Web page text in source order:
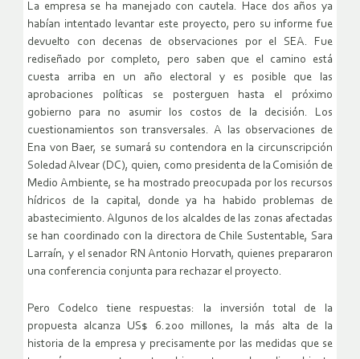
La empresa se ha manejado con cautela. Hace dos años ya
habían intentado levantar este proyecto, pero su informe fue
devuelto con decenas de observaciones por el SEA. Fue
rediseñado por completo, pero saben que el camino está
cuesta arriba en un año electoral y es posible que las
aprobaciones políticas se posterguen hasta el próximo
gobierno para no asumir los costos de la decisión. Los
cuestionamientos son transversales. A las observaciones de
Ena von Baer, se sumará su contendora en la circunscripción
Soledad Alvear (DC), quien, como presidenta de la Comisión de
Medio Ambiente, se ha mostrado preocupada por los recursos
hídricos de la capital, donde ya ha habido problemas de
abastecimiento. Algunos de los alcaldes de las zonas afectadas
se han coordinado con la directora de Chile Sustentable, Sara
Larraín, y el senador RN Antonio Horvath, quienes prepararon
una conferencia conjunta para rechazar el proyecto.
Pero Codelco tiene respuestas: la inversión total de la
propuesta alcanza US$ 6.200 millones, la más alta de la
historia de la empresa y precisamente por las medidas que se